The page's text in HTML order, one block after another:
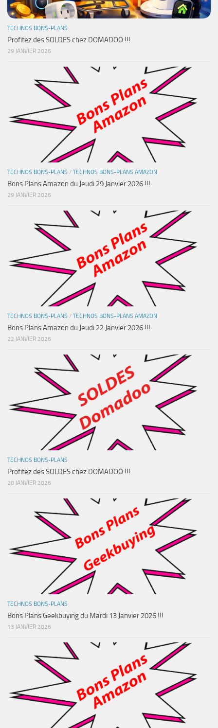
TECHNOS BONS-PLANS
Profitez des SOLDES chez DOMADOO !!!
29 JANVIER 2026
TECHNOS BONS-PLANS / TECHNOS BONS-PLANS AMAZON
Bons Plans Amazon du Jeudi 29 Janvier 2026 !!!
29 JANVIER 2026
TECHNOS BONS-PLANS / TECHNOS BONS-PLANS AMAZON
Bons Plans Amazon du Jeudi 22 Janvier 2026 !!!
22 JANVIER 2026
TECHNOS BONS-PLANS
Profitez des SOLDES chez DOMADOO !!!
20 JANVIER 2026
TECHNOS BONS-PLANS
Bons Plans Geekbuying du Mardi 13 Janvier 2026 !!!
13 JANVIER 2026